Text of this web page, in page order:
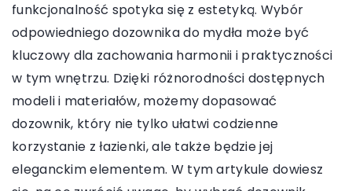
funkcjonalność spotyka się z estetyką. Wybór
odpowiedniego dozownika do mydła może być
kluczowy dla zachowania harmonii i praktyczności
w tym wnętrzu. Dzięki różnorodności dostępnych
modeli i materiałów, możemy dopasować
dozownik, który nie tylko ułatwi codzienne
korzystanie z łazienki, ale także będzie jej
eleganckim elementem. W tym artykule dowiesz